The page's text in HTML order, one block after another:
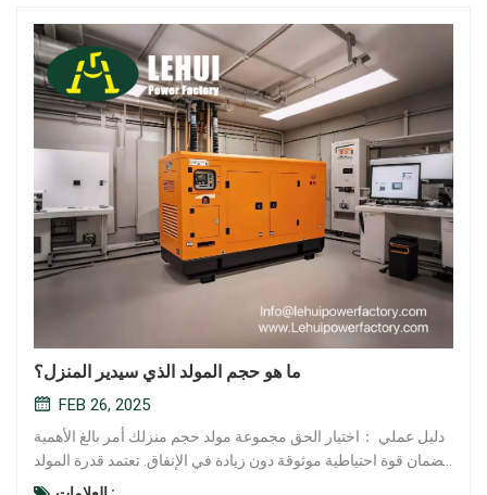
ما هو حجم المولد الذي سيدير المنزل؟
FEB 26, 2025
دليل عملي ：اختيار الحق مجموعة مولد حجم منزلك أمر بالغ الأهمية
لضمان قوة احتياطية موثوقة دون زيادة في الإنفاق. تعتمد قدرة المولد
المثالية على احتياجات الطاقة في منزلك ، والتي تختلف بناءً على